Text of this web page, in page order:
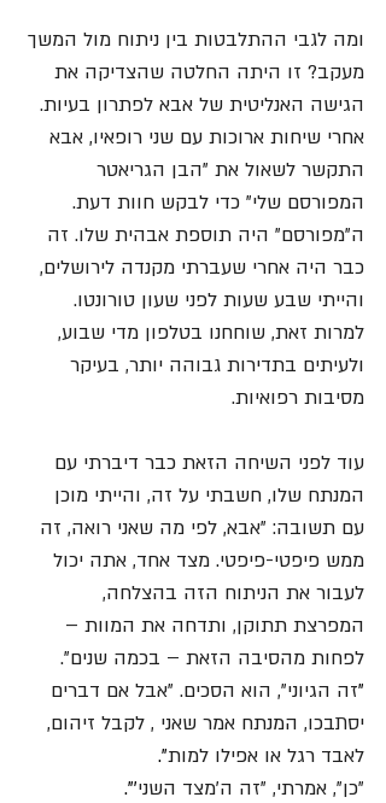
ומה לגבי ההתלבטות בין ניתוח מול המשך
מעקב? זו היתה החלטה שהצדיקה את
הגישה האנליטית של אבא לפתרון בעיות.
אחרי שיחות ארוכות עם שני רופאיו, אבא
התקשר לשאול את "הבן הגריאטר
המפורסם שלי" כדי לבקש חוות דעת.
ה"מפורסם" היה תוספת אבהית שלו. זה
כבר היה אחרי שעברתי מקנדה לירושלים,
והייתי שבע שעות לפני שעון טורונטו.
למרות זאת, שוחחנו בטלפון מדי שבוע,
ולעיתים בתדירות גבוהה יותר, בעיקר
מסיבות רפואיות.
עוד לפני השיחה הזאת כבר דיברתי עם
המנתח שלו, חשבתי על זה, והייתי מוכן
עם תשובה: "אבא, לפי מה שאני רואה, זה
ממש פיפטי-פיפטי. מצד אחד, אתה יכול
לעבור את הניתוח הזה בהצלחה,
המפרצת תתוקן, ותדחה את המוות –
לפחות מהסיבה הזאת – בכמה שנים".
"זה הגיוני", הוא הסכים. "אבל אם דברים
יסתבכו, המנתח אמר שאני , לקבל זיהום,
לאבד רגל או אפילו למות".
"כן", אמרתי, "זה ה'מצד השני'".